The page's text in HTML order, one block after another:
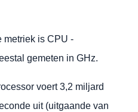
metriek is CPU -
gemeten in GHz.
voert 3,2 miljard
uit (uitgaande van